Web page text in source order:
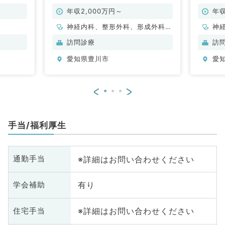
お仕事です（内科系・外科系／常
年収2,000万円～
神経内科、整形外科、形成外科、
脳神経外科、呼吸器外科、心臓血
般内科、循環器内科、呼吸器内
科、外科系全般、一般外科、消化
訪問診療
愛知県豊川市
勤）年
神
科
訪
愛
< >
手当/福利厚生
通勤手当 ※詳細はお問い合わせください
学会補助 有り
住宅手当 ※詳細はお問い合わせください